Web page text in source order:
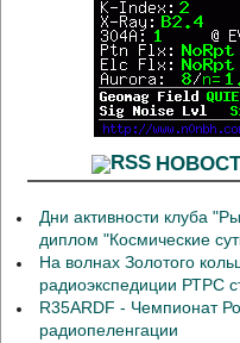
Дни активности клуба
диплом "Космические
На волнах Золотого
радиоэкспедиции РТРС
R35ARDF - Чемпионат
радиопеленгации